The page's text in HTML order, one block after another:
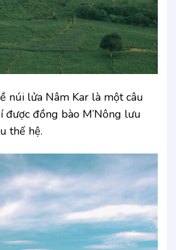
núi lửa Nâm Kar là một câu
được đồng bào M’Nông lưu
thế hệ.